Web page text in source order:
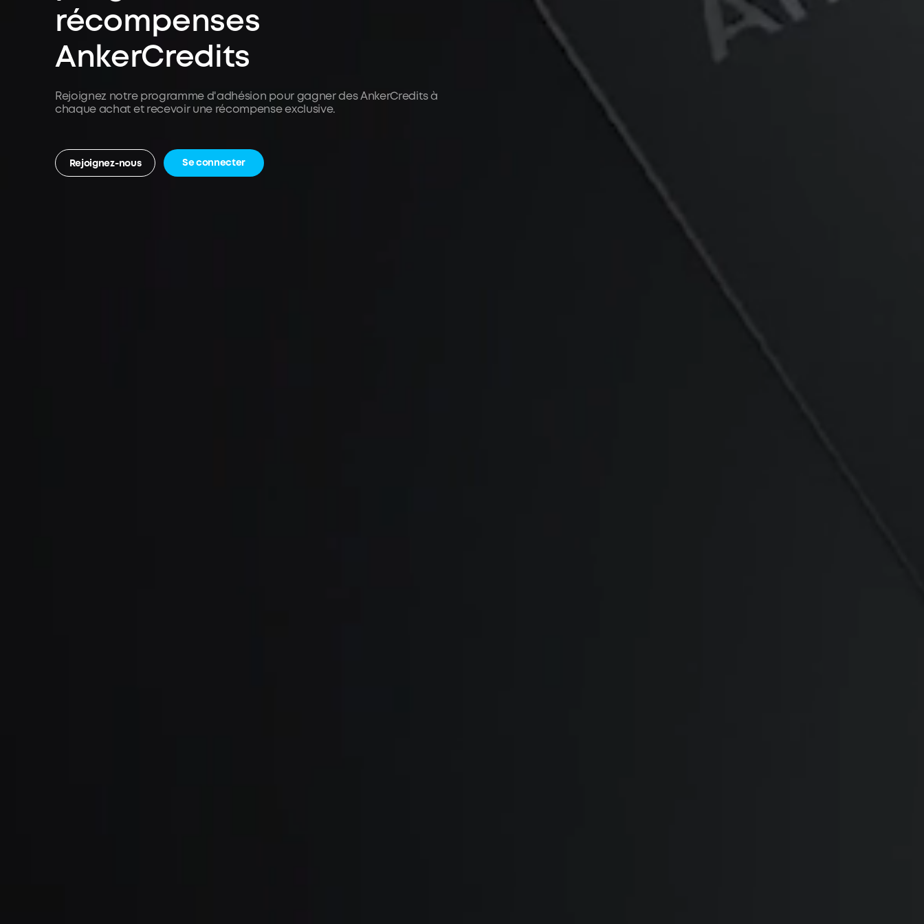
récompenses
AnkerCredits
Rejoignez notre programme d'adhésion pour gagner des AnkerCredits à
chaque achat et recevoir une récompense exclusive.
Rejoignez-nous Se connecter